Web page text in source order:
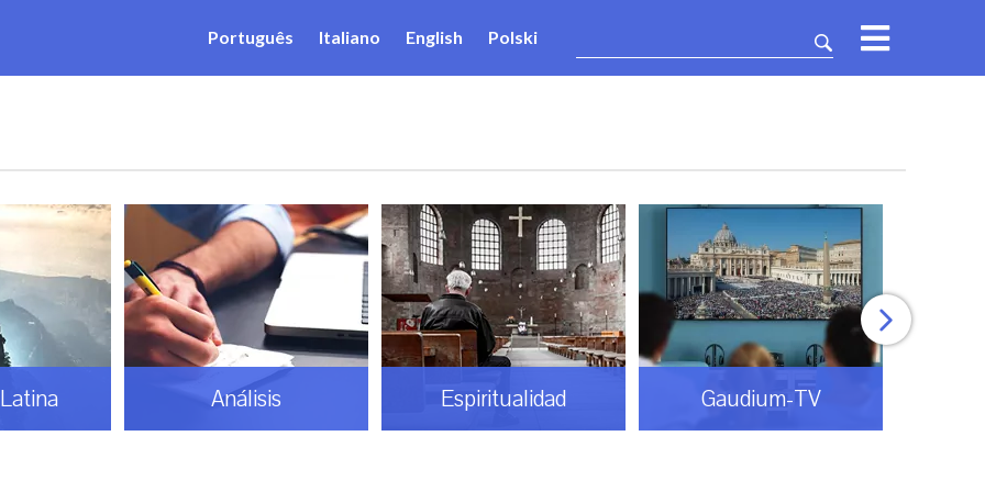
Português Italiano English Polski
Análisis Espiritualidad Gaudium-TV